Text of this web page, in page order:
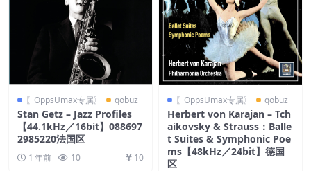
〖OppsUmax专属〗 qobuz
Stan Getz – Jazz Profiles
【44.1kHz／16bit】088697
2985220法国区
1 年前 10 10
〖OppsUmax专属〗 qobuz
Herbert von Karajan – Tch
aikovsky & Strauss：Balle
t Suites & Symphonic Poe
ms【48kHz／24bit】德国
区